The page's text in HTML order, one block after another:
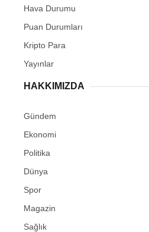
Hava Durumu
Puan Durumları
Kripto Para
Yayınlar
HAKKIMIZDA
Gündem
Ekonomi
Politika
Dünya
Spor
Magazin
Sağlık